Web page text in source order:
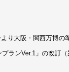
り大阪・関西万博
ランVer.1」の改訂